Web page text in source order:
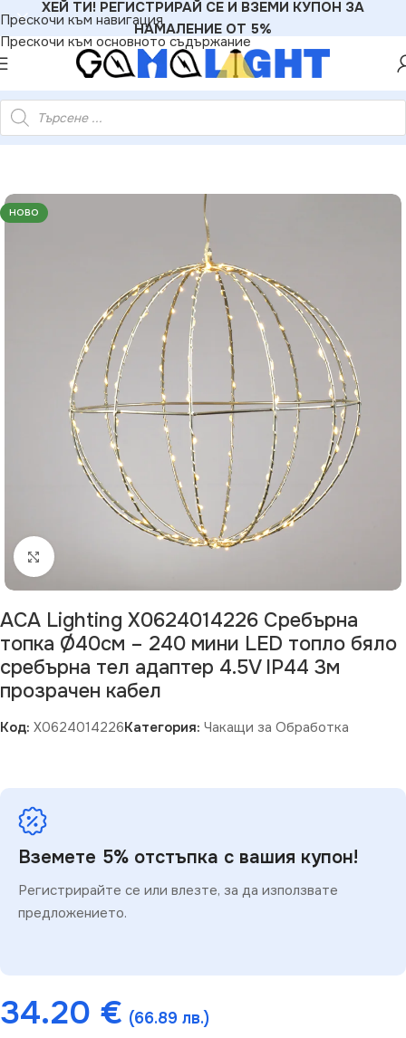
Прескочи към навигация
Прескочи към основното съдържание
ХЕЙ ТИ! РЕГИСТРИРАЙ СЕ И ВЗЕМИ КУПОН ЗА
НАМАЛЕНИЕ ОТ 5%
бяло сребърна тел адаптер 4.5V IP44 3м прозрачен кабел
НОВО
Щракнете за уголемяване
ACA Lighting X0624014226 Сребърна
топка Ø40см – 240 мини LED топло бяло
сребърна тел адаптер 4.5V IP44 3м
прозрачен кабел
Код: X0624014226Категория: Чакащи за Обработка
Вземете 5% отстъпка с вашия купон!
Регистрирайте се или влезте, за да използвате
предложението.
34.20 € (66.89 лв.)